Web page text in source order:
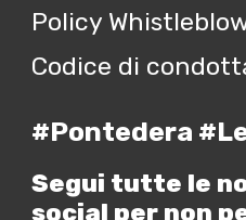
Policy
Codice di
#Pontedera
Segui tutte le
social per non